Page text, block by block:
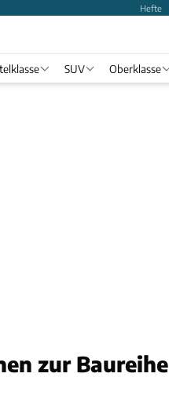
Hefte
SUV Oberklasse
zur Baureihe